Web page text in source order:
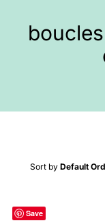
Sort by Default
Save